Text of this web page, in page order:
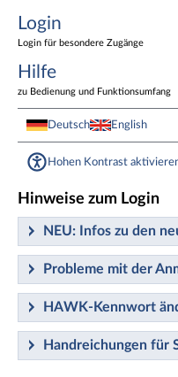
Login
Login für besondere Zugänge
Hilfe
zu Bedienung und Funktionsumfang
Deutsch English
Hohen Kontrast
Hinweise zum Login
NEU: Infos zu den
Probleme mit der
HAWK-Kennwort
Handreichungen für